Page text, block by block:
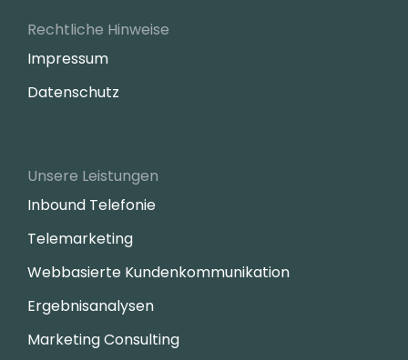
Rechtliche Hinweise
Impressum
Datenschutz
Unsere Leistungen
Inbound Telefonie
Telemarketing
Webbasierte Kundenkommunikation
Ergebnisanalysen
Marketing Consulting